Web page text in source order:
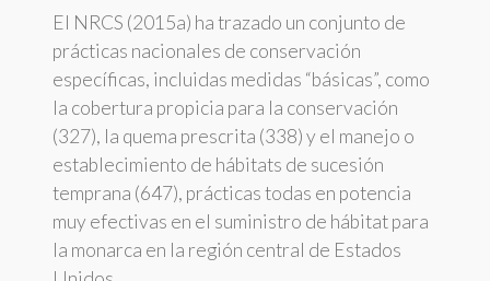
El NRCS (2015a) ha trazado un conjunto de
prácticas nacionales de conservación
específicas, incluidas medidas “básicas”, como
la cobertura propicia para la conservación
(327), la quema prescrita (338) y el manejo o
establecimiento de hábitats de sucesión
temprana (647), prácticas todas en potencia
muy efectivas en el suministro de hábitat para
la monarca en la región central de Estados